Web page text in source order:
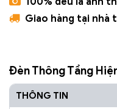
Giao hàng tại nhà
Đèn Thông Tầng
THÔNG TIN